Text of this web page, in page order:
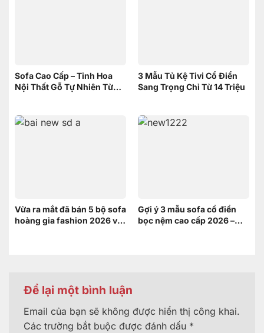
Sofa Cao Cấp – Tinh Hoa
Nội Thất Gỗ Tự Nhiên Từ
3 Mẫu Tủ Kệ Tivi Cổ Điển
Sang Trọng Chỉ Từ 14 Triệu
Vừa ra mắt đã bán 5 bộ sofa
hoàng gia fashion 2026 và
Gợi ý 3 mẫu sofa cổ điển
bọc nệm cao cấp 2026 –
Để lại một bình luận
Email của bạn sẽ không được hiển thị công khai.
Các trường bắt buộc được đánh dấu *